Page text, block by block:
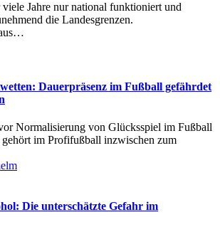
Jahre nur national funktioniert und
die Landesgrenzen.
Dauerpräsenz im Fußball gefährdet
Normalisierung von Glücksspiel im Fußball
im Profifußball inzwischen zum
Die unterschätzte Gefahr im